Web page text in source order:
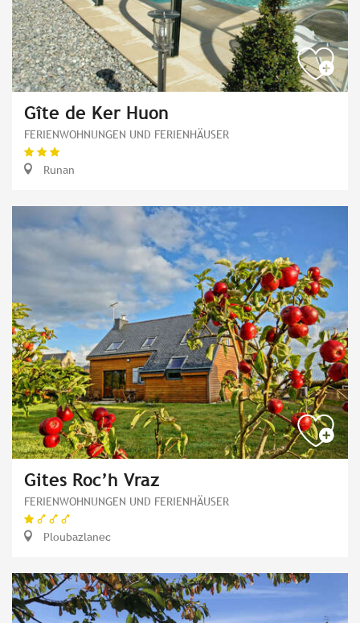
Gîte de Ker Huon
FERIENWOHNUNGEN UND FERIENHÄUSER
Runan
Gites Roc’h Vraz
FERIENWOHNUNGEN UND FERIENHÄUSER
Ploubazlanec